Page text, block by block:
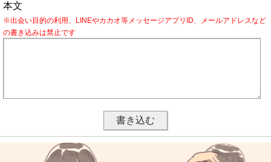
本文
※出会い目的の利用、LINEやカカオ等メッセージアプリID、メールアドレスなど
の書き込みは禁止です